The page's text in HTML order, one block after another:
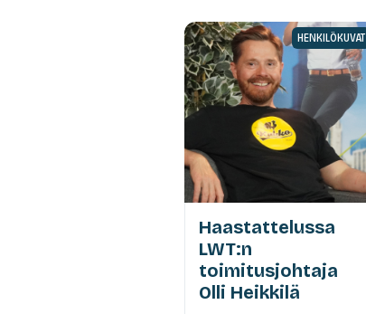
HENKILÖKUVAT
Haastattelussa
LWT:n
toimitusjohtaja
Olli Heikkilä